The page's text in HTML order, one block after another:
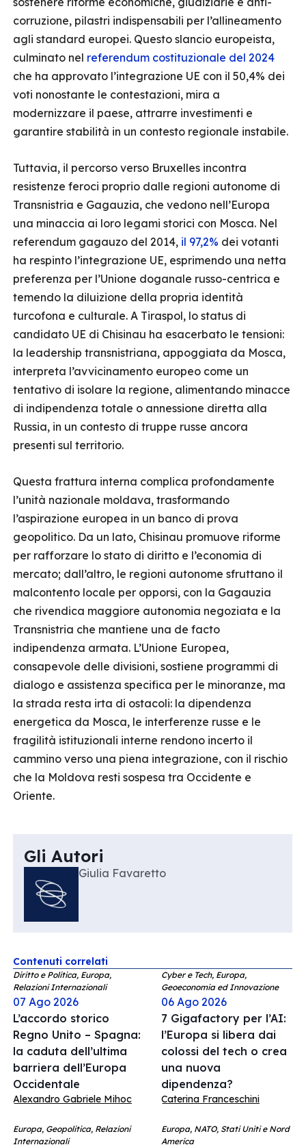
corruzione, pilastri indispensabili per l’allineamento
agli standard europei. Questo slancio europeista,
culminato nel referendum costituzionale del 2024
che ha approvato l’integrazione UE con il 50,4% dei
voti nonostante le contestazioni, mira a
modernizzare il paese, attrarre investimenti e
garantire stabilità in un contesto regionale instabile.​
Tuttavia, il percorso verso Bruxelles incontra
resistenze feroci proprio dalle regioni autonome di
Transnistria e Gagauzia, che vedono nell’Europa
una minaccia ai loro legami storici con Mosca. Nel
referendum gagauzo del 2014, il 97,2% dei votanti
ha respinto l’integrazione UE, esprimendo una netta
preferenza per l’Unione doganale russo-centrica e
temendo la diluizione della propria identità
turcofona e culturale. A Tiraspol, lo status di
candidato UE di Chisinau ha esacerbato le tensioni:
la leadership transnistriana, appoggiata da Mosca,
interpreta l’avvicinamento europeo come un
tentativo di isolare la regione, alimentando minacce
di indipendenza totale o annessione diretta alla
Russia, in un contesto di truppe russe ancora
presenti sul territorio.​
Questa frattura interna complica profondamente
l’unità nazionale moldava, trasformando
l’aspirazione europea in un banco di prova
geopolitico. Da un lato, Chisinau promuove riforme
per rafforzare lo stato di diritto e l’economia di
mercato; dall’altro, le regioni autonome sfruttano il
malcontento locale per opporsi, con la Gagauzia
che rivendica maggiore autonomia negoziata e la
Transnistria che mantiene una de facto
indipendenza armata. L’Unione Europea,
consapevole delle divisioni, sostiene programmi di
dialogo e assistenza specifica per le minoranze, ma
la strada resta irta di ostacoli: la dipendenza
energetica da Mosca, le interferenze russe e le
fragilità istituzionali interne rendono incerto il
cammino verso una piena integrazione, con il rischio
che la Moldova resti sospesa tra Occidente e
Oriente.
Gli Autori
Giulia Favaretto
Contenuti correlati
Diritto e Politica, Europa,
Relazioni Internazionali
07 Ago 2026
L’accordo storico
Regno Unito – Spagna:
la caduta dell’ultima
barriera dell’Europa
Occidentale
Alexandro Gabriele Mihoc
Cyber e Tech, Europa,
Geoeconomia ed Innovazione
06 Ago 2026
7 Gigafactory per l’AI:
l’Europa si libera dai
colossi del tech o crea
una nuova
dipendenza?
Caterina Franceschini
Europa, Geopolitica, Relazioni
Internazionali
Europa, NATO, Stati Uniti e Nord
America